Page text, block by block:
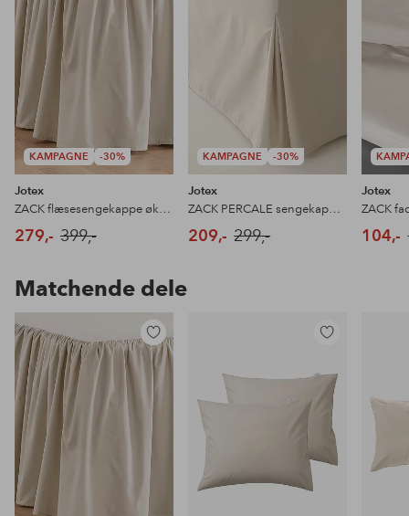
KAMPAGNE -30%
Jotex
ZACK flæsesengekappe økologisk højde 60 cm
279,- 399,-
KAMPAGNE -30%
Jotex
ZACK PERCALE sengekappe økologisk 60 cm
209,- 299,-
Jotex
104,-
Matchende dele
Tilføj
til
favoritter
favoritter